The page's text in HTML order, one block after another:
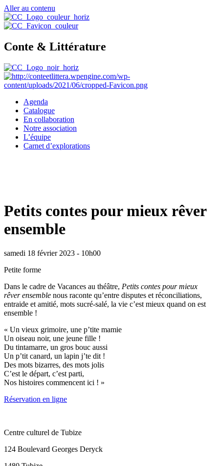
Aller au contenu
Conte & Littérature
Agenda
Catalogue
En collaboration
Notre association
L’équipe
Carnet d’explorations
Petits contes pour mieux rêver
ensemble
samedi 18 février 2023 - 10h00
Petite forme
Dans le cadre de Vacances au théâtre, Petits contes pour mieux
rêver ensemble nous raconte qu’entre disputes et réconciliations,
entraide et amitié, mots sucré-salé, la vie c’est mieux quand on est
ensemble !
« Un vieux grimoire, une p’tite mamie
Un oiseau noir, une jeune fille !
Du tintamarre, un gros bouc aussi
Un p’tit canard, un lapin j’te dit !
Des mots bizarres, des mots jolis
C’est le départ, c’est parti,
Nos histoires commencent ici ! »
Réservation en ligne
Centre culturel de Tubize
124 Boulevard Georges Deryck